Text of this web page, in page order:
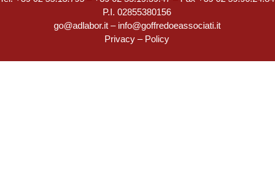
P.I. 02855380156
go@adlabor.it– info@goffredoeassociati.it
Privacy – Policy